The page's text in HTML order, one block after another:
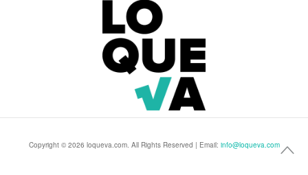
Copyright © 2026 loqueva.com. All Rights Reserved | Email: info@loqueva.com